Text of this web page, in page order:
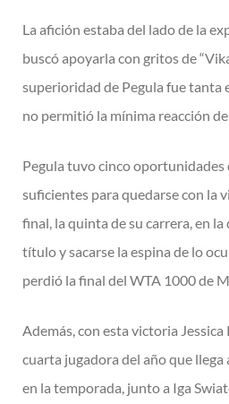
La afición estaba del lado de la
buscó apoyarla con gritos de
superioridad de Pegula fue tanta
no permitió la mínima reacción
Pegula tuvo cinco oportunidades
suficientes para quedarse con la
final, la quinta de su carrera, en
título y sacarse la espina de lo
perdió la final del WTA 1000 de
Además, con esta victoria
cuarta jugadora del año que
en la temporada, junto a Iga